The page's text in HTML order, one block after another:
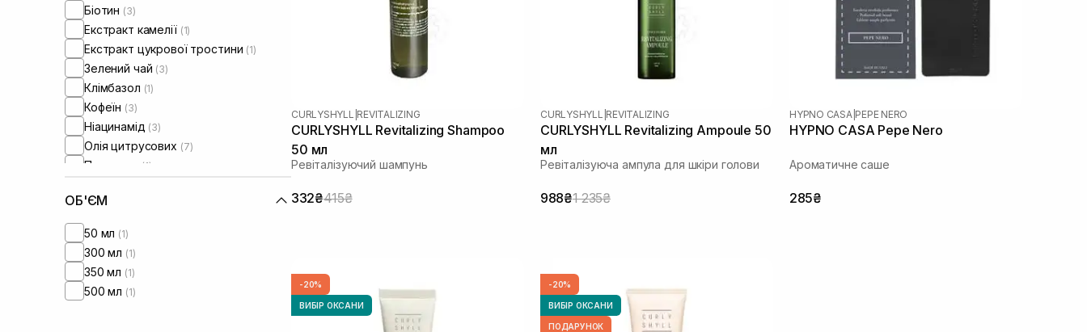
Біотин (3)
Екстракт камелії (1)
Екстракт цукрової тростини (1)
Зелений чай (3)
Клімбазол (1)
Кофеїн (3)
Ніацинамід (3)
Олія цитрусових (7)
Пантенол (1)
Чайне дерево
ОБ'ЄМ
50 мл (1)
300 мл (1)
350 мл (1)
500 мл (1)
CURLYSHYLL REVITALIZING
CURLYSHYLL Revitalizing Shampoo
50 мл
Ревіталізуючий шампунь
332₴415₴
CURLYSHYLL REVITALIZING
CURLYSHYLL Revitalizing Ampoule 50
мл
Ревіталізуюча ампула для шкіри голови
988₴1 235₴
HYPNO CASA PEPE NERO
HYPNO CASA Pepe Nero
Ароматичне саше
285₴
-20%
ВИБІР ОКСАНИ
-20%
ВИБІР ОКСАНИ
ПОДАРУНОК